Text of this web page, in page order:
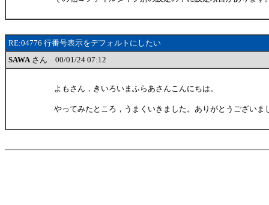
RE:04776 行番号表示をデフォルトにしたい
SAWAさん 00/01/24 07:12
よもさん，きいろいまふらあさんこんにちは。
やってみたところ，うまくいきました。ありがとうございま